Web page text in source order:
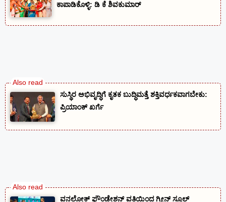
ಕಾಪಾಡಿಕೊಳ್ಳಿ: ಡಿ ಕೆ ಶಿವಕುಮಾರ್
ಸುಸ್ಥಿರ ಅಭಿವೃದ್ಧಿಗೆ ಕೃತಕ ಬುದ್ಧಿಮತ್ತೆ ಶಕ್ತಿವರ್ಧಕವಾಗಬೇಕು:
ಪ್ರಿಯಾಂಕ್ ಖರ್ಗೆ
ವನಲೋಕ್ ಫೌಂಡೇಶನ್ ವತಿಯಿಂದ ಗ್ರೀನ್ ಸ್ಕೂಲ್